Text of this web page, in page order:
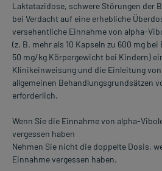
Laktatazidose, schwere Störungen der
bei Verdacht auf eine erhebliche
versehentliche Einnahme von alpha-
(z. B. mehr als 10 Kapseln zu 600 mg
50 mg/kg Körpergewicht bei Kindern)
Klinikeinweisung und die Einleitung
allgemeinen Behandlungsgrundsätzen
erforderlich.
Wenn Sie die Einnahme von alpha-
vergessen haben
Nehmen Sie nicht die doppelte Dosis,
Einnahme vergessen haben.